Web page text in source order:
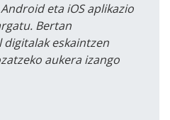
eta iOS aplikazio
Bertan
eskaintzen
aukera izango